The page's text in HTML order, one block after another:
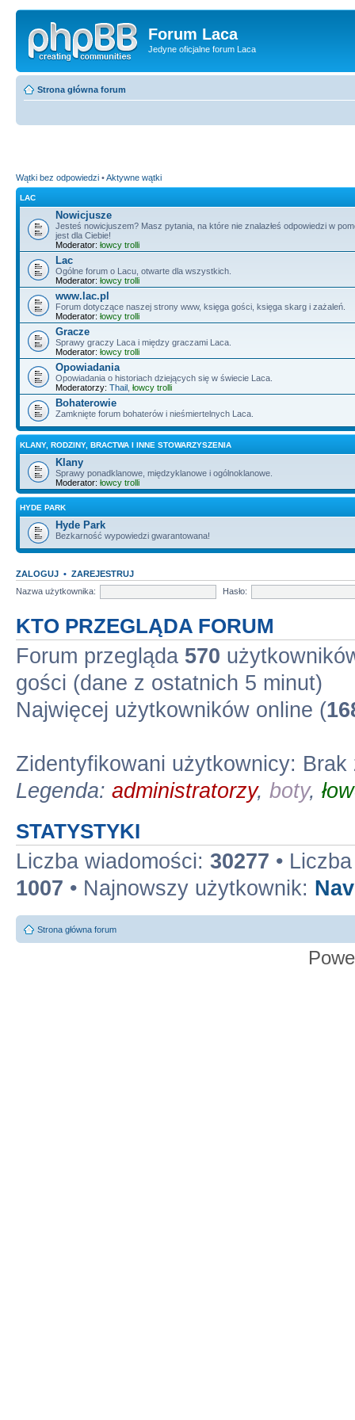
Forum Laca
Jedyne oficjalne forum Laca
Strona główna forum
Wątki bez odpowiedzi •Aktywne wątki
LAC
Nowicjusze
Jesteś nowicjuszem? Masz pytania, na które nie znalazłeś odpowiedzi w
jest dla Ciebie!
Moderator: łowcy trolli
Lac
Ogólne forum o Lacu, otwarte dla wszystkich.
Moderator: łowcy trolli
www.lac.pl
Forum dotyczące naszej strony www, księga gości, księga skarg i zażaleń.
Moderator: łowcy trolli
Gracze
Sprawy graczy Laca i między graczami Laca.
Moderator: łowcy trolli
Opowiadania
Opowiadania o historiach dziejących się w świecie Laca.
Moderatorzy: Thail łowcy trolli
Bohaterowie
Zamknięte forum bohaterów i nieśmiertelnych Laca.
KLANY, RODZINY, BRACTWA I INNE STOWARZYSZENIA
Klany
Sprawy ponadklanowe, międzyklanowe i ogólnoklanowe.
Moderator: łowcy trolli
HYDE PARK
Hyde Park
Bezkarność wypowiedzi gwarantowana!
ZALOGUJ • ZAREJESTRUJ
Nazwa użytkownika:
Hasło:
KTO PRZEGLĄDA FORUM
Forum przegląda 570
gości (dane z ostatnich 5 minut)
Najwięcej użytkowników online (
Zidentyfikowani użytkownicy:
Legenda: administratorzy, boty,
STATYSTYKI
Liczba wiadomości: 30277 •
1007 • Najnowszy użytkownik:
Strona główna forum